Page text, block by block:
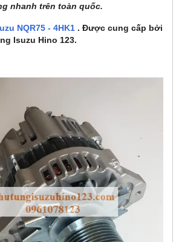
nhanh trên toàn quốc.
NQR75 - 4HK1 . Được cung cấp bởi
Isuzu Hino 123.